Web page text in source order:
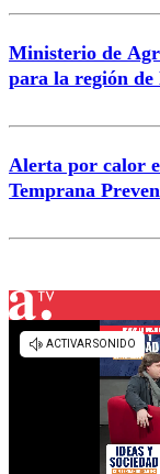
Ministerio de
para la región de
Alerta por calor
Temprana